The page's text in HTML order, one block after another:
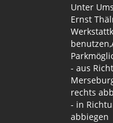
Unter
Ernst
- aus
rechts
- in
abbiegen